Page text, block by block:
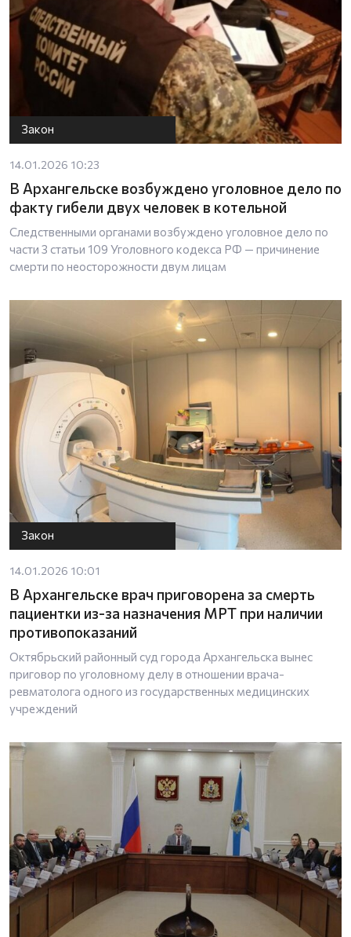
Закон
14.01.2026 10:23
В Архангельске возбуждено уголовное дело по
факту гибели двух человек в котельной
Следственными органами возбуждено уголовное дело по
части 3 статьи 109 Уголовного кодекса РФ — причинение
смерти по неосторожности двум лицам
Закон
14.01.2026 10:01
В Архангельске врач приговорена за смерть
пациентки из-за назначения МРТ при наличии
противопоказаний
Октябрьский районный суд города Архангельска вынес
приговор по уголовному делу в отношении врача-
ревматолога одного из государственных медицинских
учреждений